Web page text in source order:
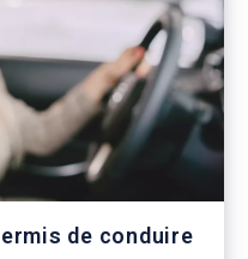
de conduire